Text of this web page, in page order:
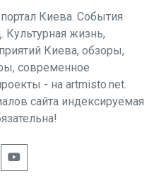
Киева. События
Культурная жизнь,
Киева, обзоры,
современное
- на artmisto.net.
сайта индексируемая